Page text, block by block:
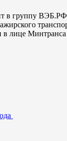
в группу
в лице